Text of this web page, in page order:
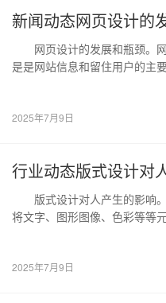
新闻动态网页设计的
网页设计的发展和瓶颈。网
是是网站信息和留住用户的主
2025年7月9日
行业动态版式设计对
版式设计对人产生的影响。
将文字、图形图像、色彩等等
2025年7月9日